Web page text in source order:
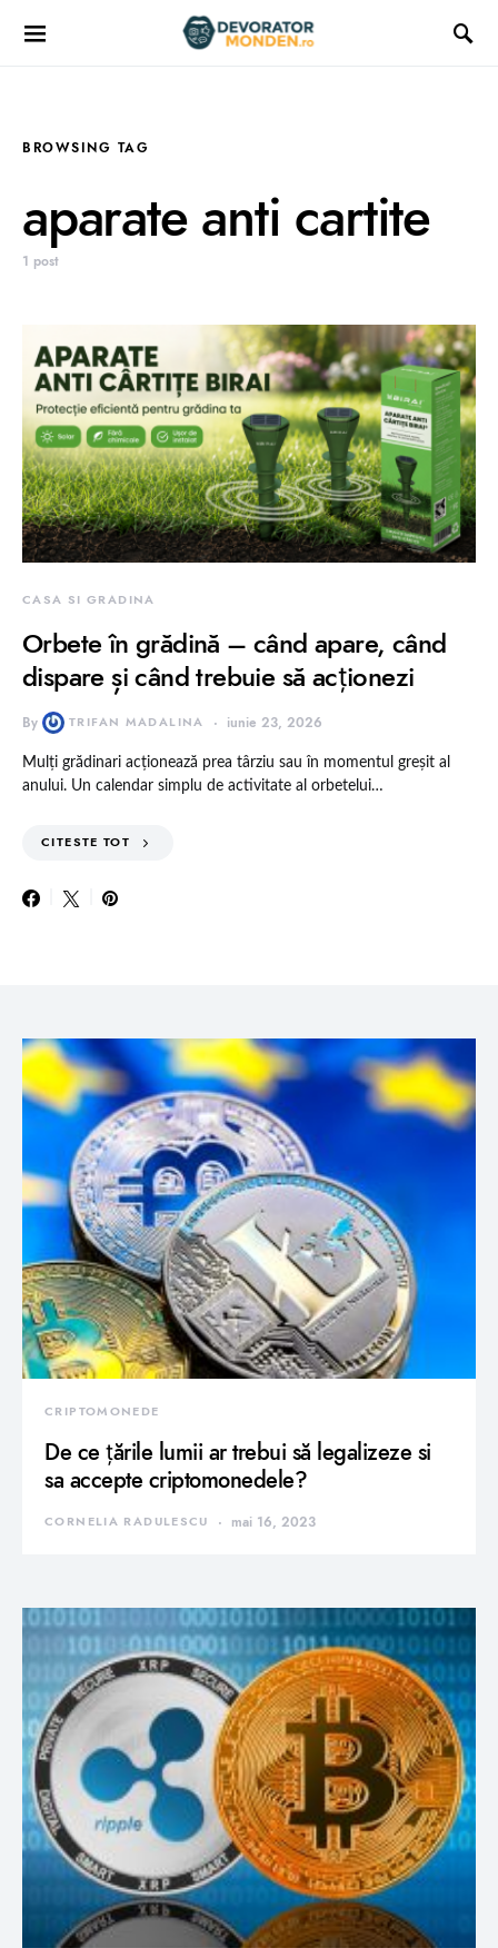
BROWSING TAG
aparate anti cartite
1 post
CASA SI GRADINA
Orbete în grădină – când apare, când
dispare și când trebuie să acționezi
By TRIFAN MADALINA iunie 23, 2026
Mulți grădinari acționează prea târziu sau în momentul greșit al
anului. Un calendar simplu de activitate al orbetelui…
CITESTE TOT
CRIPTOMONEDE
De ce țările lumii ar trebui să legalizeze si
sa accepte criptomonedele?
CORNELIA RADULESCU mai 16, 2023